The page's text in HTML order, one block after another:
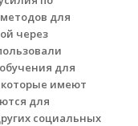
для
через
для
имеют
для
социальных